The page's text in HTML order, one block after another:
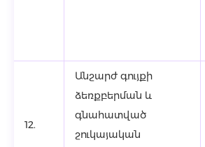
12.
Անշարժ գույքի
ձեռքբերման և
գնահատված
շուկայական